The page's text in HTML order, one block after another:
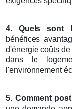
4. Quels sont
bénéfices
d'énergie coûts
dans le
l'environnement
5. Comment